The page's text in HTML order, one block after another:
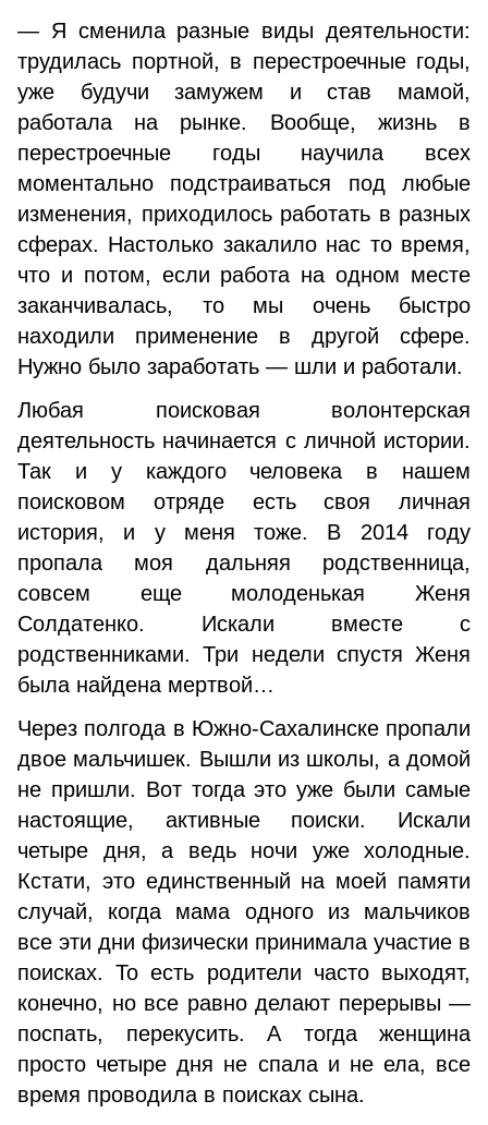
— Я сменила разные виды деятельности:
трудилась портной, в перестроечные годы,
уже будучи замужем и став мамой,
работала на рынке. Вообще, жизнь в
перестроечные годы научила всех
моментально подстраиваться под любые
изменения, приходилось работать в разных
сферах. Настолько закалило нас то время,
что и потом, если работа на одном месте
заканчивалась, то мы очень быстро
находили применение в другой сфере.
Нужно было заработать — шли и работали.
Любая поисковая волонтерская
деятельность начинается с личной истории.
Так и у каждого человека в нашем
поисковом отряде есть своя личная
история, и у меня тоже. В 2014 году
пропала моя дальняя родственница,
совсем еще молоденькая Женя
Солдатенко. Искали вместе с
родственниками. Три недели спустя Женя
была найдена мертвой…
Через полгода в Южно-Сахалинске пропали
двое мальчишек. Вышли из школы, а домой
не пришли. Вот тогда это уже были самые
настоящие, активные поиски. Искали
четыре дня, а ведь ночи уже холодные.
Кстати, это единственный на моей памяти
случай, когда мама одного из мальчиков
все эти дни физически принимала участие в
поисках. То есть родители часто выходят,
конечно, но все равно делают перерывы —
поспать, перекусить. А тогда женщина
просто четыре дня не спала и не ела, все
время проводила в поисках сына.